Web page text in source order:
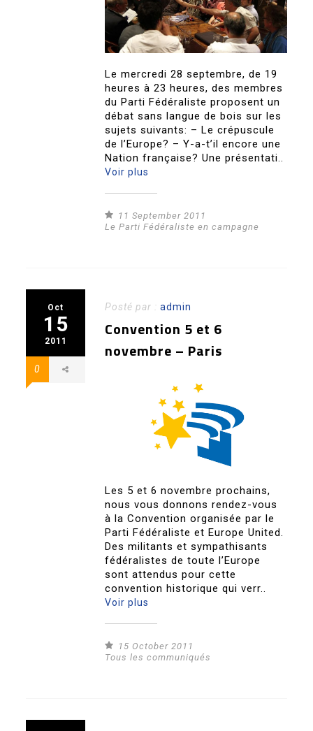
Le mercredi 28 septembre, de 19
heures à 23 heures, des membres
du Parti Fédéraliste proposent un
débat sans langue de bois sur les
sujets suivants: – Le crépuscule
de l’Europe? – Y-a-t’il encore une
Nation française? Une présentati..
Voir plus
11 September 2011
Le Parti Fédéraliste en campagne
Oct
15
2011
0
Posté par :admin
Convention 5 et 6
novembre – Paris
Les 5 et 6 novembre prochains,
nous vous donnons rendez-vous
à la Convention organisée par le
Parti Fédéraliste et Europe United.
Des militants et sympathisants
fédéralistes de toute l’Europe
sont attendus pour cette
convention historique qui verr..
Voir plus
15 October 2011
Tous les communiqués